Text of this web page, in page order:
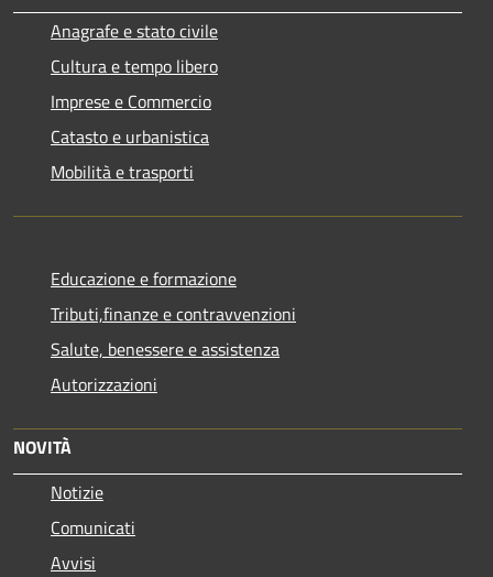
Anagrafe e stato civile
Cultura e tempo libero
Imprese e Commercio
Catasto e urbanistica
Mobilità e trasporti
Educazione e formazione
Tributi,finanze e contravvenzioni
Salute, benessere e assistenza
Autorizzazioni
NOVITÀ
Notizie
Comunicati
Avvisi